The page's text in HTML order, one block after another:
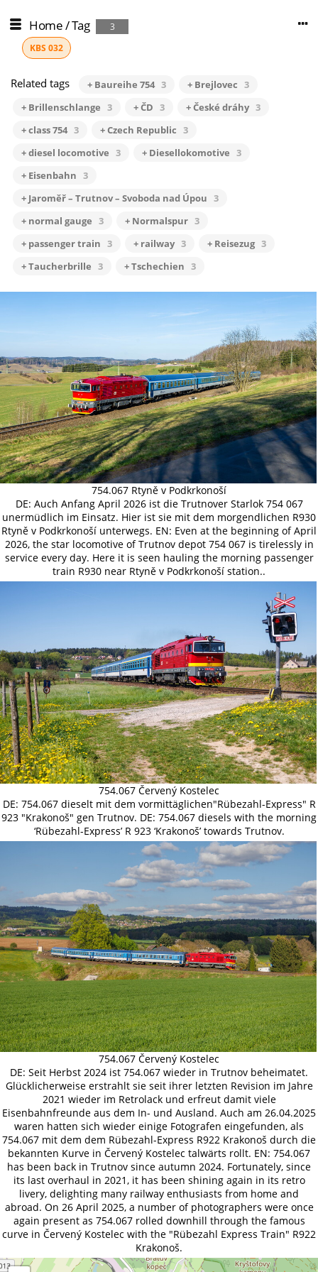
Home/Tag
3
KBS 032
Related tags + Baureihe 754 3 + Brejlovec 3
+ Brillenschlange 3 + ČD 3 + České dráhy 3
+ class 754 3 + Czech Republic 3
+ diesel locomotive 3 + Diesellokomotive 3
+ Eisenbahn 3
+ Jaroměř – Trutnov – Svoboda nad Úpou 3
+ normal gauge 3 + Normalspur 3
+ passenger train 3 + railway 3 + Reisezug 3
+ Taucherbrille 3 + Tschechien 3
754.067 Rtyně v Podkrkonoší
DE: Auch Anfang April 2026 ist die Trutnover Starlok 754 067
unermüdlich im Einsatz. Hier ist sie mit dem morgendlichen R930
Rtyně v Podkrkonoší unterwegs. EN: Even at the beginning of April
2026, the star locomotive of Trutnov depot 754 067 is tirelessly in
service every day. Here it is seen hauling the morning passenger
train R930 near Rtyně v Podkrkonoší station..
754.067 Červený Kostelec
DE: 754.067 dieselt mit dem vormittäglichen"Rübezahl-Express" R
923 "Krakonoš" gen Trutnov. DE: 754.067 diesels with the morning
‘Rübezahl-Express’ R 923 ‘Krakonoš’ towards Trutnov.
754.067 Červený Kostelec
DE: Seit Herbst 2024 ist 754.067 wieder in Trutnov beheimatet.
Glücklicherweise erstrahlt sie seit ihrer letzten Revision im Jahre
2021 wieder im Retrolack und erfreut damit viele
Eisenbahnfreunde aus dem In- und Ausland. Auch am 26.04.2025
waren hatten sich wieder einige Fotografen eingefunden, als
754.067 mit dem dem Rübezahl-Express R922 Krakonoš durch die
bekannten Kurve in Červený Kostelec talwärts rollt. EN: 754.067
has been back in Trutnov since autumn 2024. Fortunately, since
its last overhaul in 2021, it has been shining again in its retro
livery, delighting many railway enthusiasts from home and
abroad. On 26 April 2025, a number of photographers were once
again present as 754.067 rolled downhill through the famous
curve in Červený Kostelec with the "Rübezahl Express Train" R922
Krakonoš.